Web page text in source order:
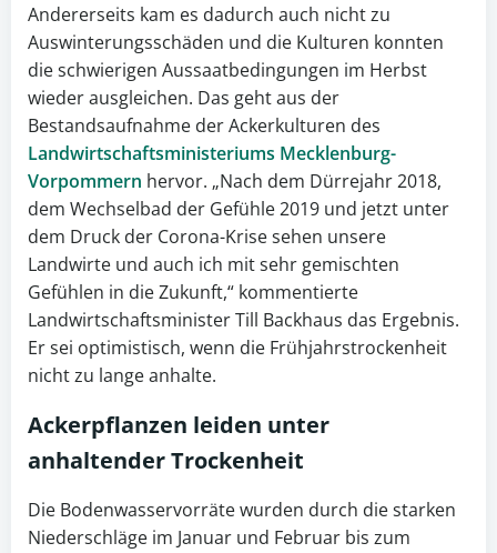
Andererseits kam es dadurch auch nicht zu
Auswinterungsschäden und die Kulturen konnten
die schwierigen Aussaatbedingungen im Herbst
wieder ausgleichen. Das geht aus der
Bestandsaufnahme der Ackerkulturen des
Landwirtschaftsministeriums Mecklenburg-
Vorpommern hervor. „Nach dem Dürrejahr 2018,
dem Wechselbad der Gefühle 2019 und jetzt unter
dem Druck der Corona-Krise sehen unsere
Landwirte und auch ich mit sehr gemischten
Gefühlen in die Zukunft,“ kommentierte
Landwirtschaftsminister Till Backhaus das Ergebnis.
Er sei optimistisch, wenn die Frühjahrstrockenheit
nicht zu lange anhalte.
Ackerpflanzen leiden unter
anhaltender Trockenheit
Die Bodenwasservorräte wurden durch die starken
Niederschläge im Januar und Februar bis zum